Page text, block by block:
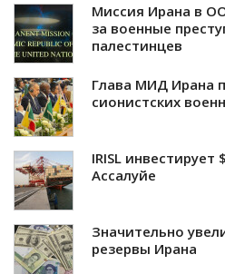
Миссия Ирана в
за военные
палестинцев
Глава МИД Ирана
сионистских
IRISL инвестирует
Ассалуйе
Значительно
резервы Ирана